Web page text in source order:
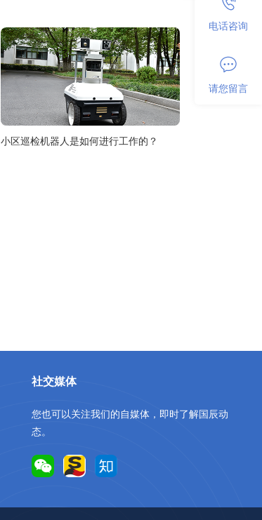
小区巡检机器人是如何进行工作的？
社交媒体
您也可以关注我们的自媒体，即时了解国辰动
态。
电话咨询
请您留言